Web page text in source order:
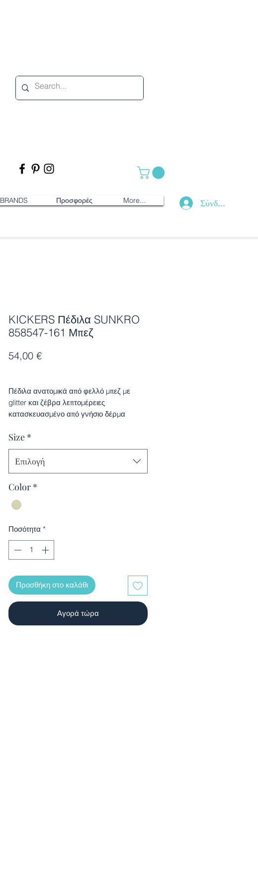
BRANDS Προσφορές More... Σύνδεση
KICKERS Πέδιλα SUNKRO
858547-161 Μπεζ
54,00 €Τιμή
Πέδιλα ανατομικά από φελλό μπεζ με
glitter και ζέβρα λεπτομέρειες
κατασκευασμένο από γνήσιο δέρμα
με αντιολισθητική σόλα.
Size *
Επιλογή
Color *
Ποσότητα *
Προσθήκη στο καλάθι
Αγορά τώρα